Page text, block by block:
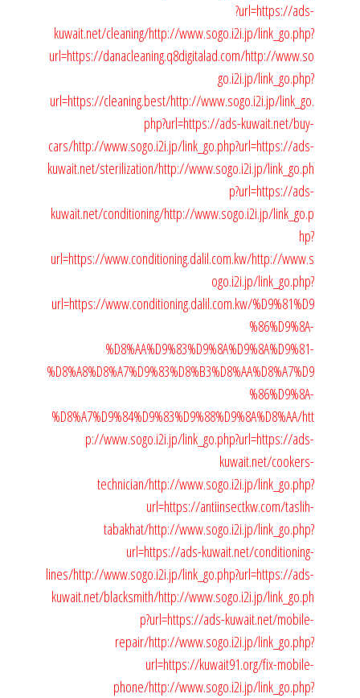
?url=https://ads-
kuwait.net/cleaning/http://www.sogo.i2i.jp/link_go.php?
url=https://danacleaning.q8digitalad.com/http://www.so
go.i2i.jp/link_go.php?
url=https://cleaning.best/http://www.sogo.i2i.jp/link_go.
php?url=https://ads-kuwait.net/buy-
cars/http://www.sogo.i2i.jp/link_go.php?url=https://ads-
kuwait.net/sterilization/http://www.sogo.i2i.jp/link_go.ph
p?url=https://ads-
kuwait.net/conditioning/http://www.sogo.i2i.jp/link_go.p
hp?
url=https://www.conditioning.dalil.com.kw/http://www.s
ogo.i2i.jp/link_go.php?
url=https://www.conditioning.dalil.com.kw/%D9%81%D9
%86%D9%8A-
%D8%AA%D9%83%D9%8A%D9%8A%D9%81-
%D8%A8%D8%A7%D9%83%D8%B3%D8%AA%D8%A7%D9
%86%D9%8A-
%D8%A7%D9%84%D9%83%D9%88%D9%8A%D8%AA/htt
p://www.sogo.i2i.jp/link_go.php?url=https://ads-
kuwait.net/cookers-
technician/http://www.sogo.i2i.jp/link_go.php?
url=https://antiinsectkw.com/taslih-
tabakhat/http://www.sogo.i2i.jp/link_go.php?
url=https://ads-kuwait.net/conditioning-
lines/http://www.sogo.i2i.jp/link_go.php?url=https://ads-
kuwait.net/blacksmith/http://www.sogo.i2i.jp/link_go.ph
p?url=https://ads-kuwait.net/mobile-
repair/http://www.sogo.i2i.jp/link_go.php?
url=https://kuwait91.org/fix-mobile-
phone/http://www.sogo.i2i.jp/link_go.php?